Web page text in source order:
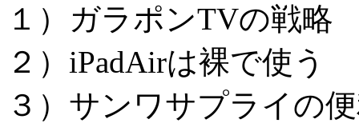
１）ガラポンTVの戦略
２）iPadAirは裸で使う
３）サンワサプライの